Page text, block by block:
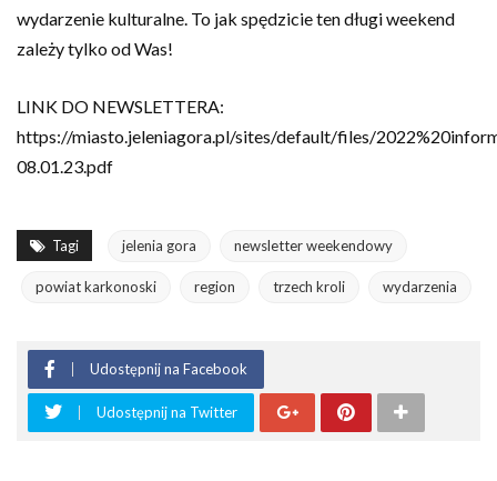
wydarzenie kulturalne. To jak spędzicie ten długi weekend
zależy tylko od Was!
LINK DO NEWSLETTERA:
https://miasto.jeleniagora.pl/sites/default/files/
08.01.23.pdf
Tagi jelenia gora newsletter weekendowy
powiat karkonoski region trzech kroli wydarzenia
Udostępnij na Facebook
Udostępnij na Twitter